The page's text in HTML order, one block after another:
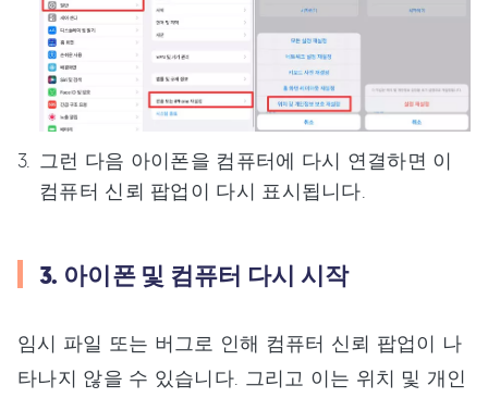
그런 다음 아이폰을 컴퓨터에 다시 연결하면 이
컴퓨터 신뢰 팝업이 다시 표시됩니다.
3. 아이폰 및 컴퓨터 다시 시작
임시 파일 또는 버그로 인해 컴퓨터 신뢰 팝업이 나
타나지 않을 수 있습니다. 그리고 이는 위치 및 개인